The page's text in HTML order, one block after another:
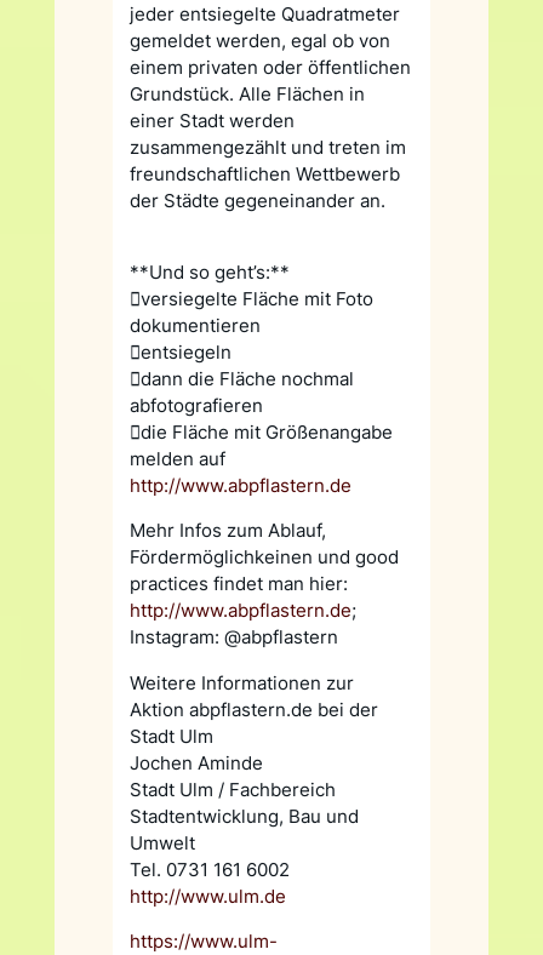
jeder entsiegelte Quadratmeter
gemeldet werden, egal ob von
einem privaten oder öffentlichen
Grundstück. Alle Flächen in
einer Stadt werden
zusammengezählt und treten im
freundschaftlichen Wettbewerb
der Städte gegeneinander an.
**Und so geht’s:**
versiegelte Fläche mit Foto
dokumentieren
entsiegeln
dann die Fläche nochmal
abfotografieren
die Fläche mit Größenangabe
melden auf
http://www.abpflastern.de
Mehr Infos zum Ablauf,
Fördermöglichkeinen und good
practices findet man hier:
http://www.abpflastern.de;
Instagram: @abpflastern
Weitere Informationen zur
Aktion abpflastern.de bei der
Stadt Ulm
Jochen Aminde
Stadt Ulm / Fachbereich
Stadtentwicklung, Bau und
Umwelt
Tel. 0731 161 6002
http://www.ulm.de
https://www.ulm-